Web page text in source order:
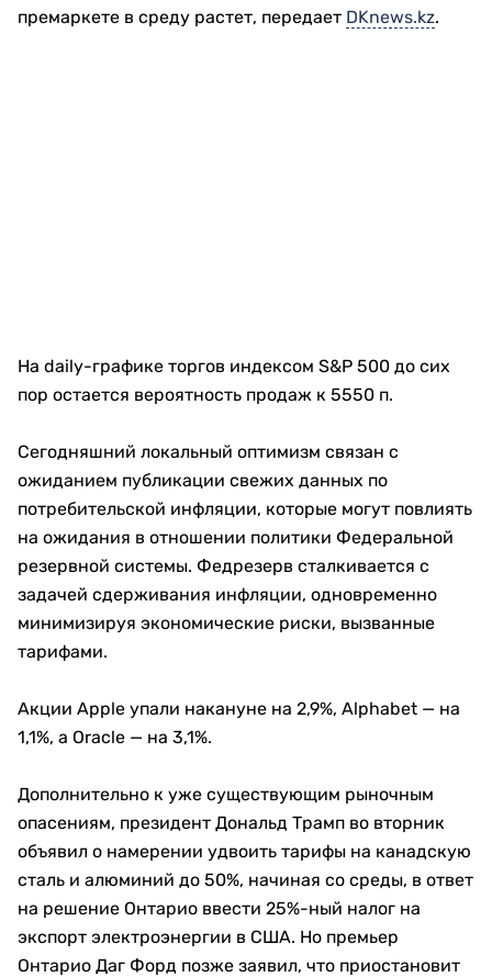
премаркете в среду растет, передает DKnews.kz.
На daily-графике торгов индексом S&P 500 до сих
пор остается вероятность продаж к 5550 п.
Сегодняшний локальный оптимизм связан с
ожиданием публикации свежих данных по
потребительской инфляции, которые могут повлиять
на ожидания в отношении политики Федеральной
резервной системы. Федрезерв сталкивается с
задачей сдерживания инфляции, одновременно
минимизируя экономические риски, вызванные
тарифами.
Акции Apple упали накануне на 2,9%, Alphabet — на
1,1%, а Oracle — на 3,1%.
Дополнительно к уже существующим рыночным
опасениям, президент Дональд Трамп во вторник
объявил о намерении удвоить тарифы на канадскую
сталь и алюминий до 50%, начиная со среды, в ответ
на решение Онтарио ввести 25%-ный налог на
экспорт электроэнергии в США. Но премьер
Онтарио Даг Форд позже заявил, что приостановит